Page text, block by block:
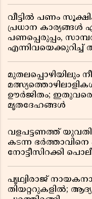
വീട്ടിൽ പണം
പ്രധാന കാര്യങ്ങൾ
പണപ്പെരുപ്പം,
എന്നിവയെക്കുറിച്ച്
മുതലപ്പൊഴിയിലും
ഊർജിതം; ഇതുവരെ
മൃതദേഹങ്ങൾ
വളപട്ടണത്ത് യുവതി
കടന്ന ഭർത്താവിനെ
നോട്ടീസിറക്കി
പൃഥ്വിരാജ്
തിയറ്ററുകളിൽ; ആദ്യ